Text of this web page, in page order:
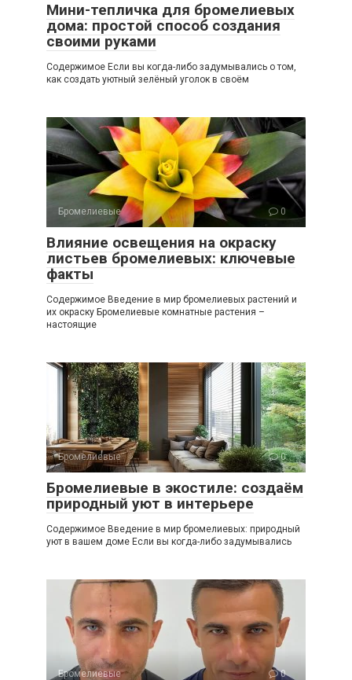
Мини-тепличка для бромелиевых
дома: простой способ создания
своими руками
Содержимое Если вы когда-либо задумывались о том,
как создать уютный зелёный уголок в своём
Бромелиевые 0
Влияние освещения на окраску
листьев бромелиевых: ключевые
факты
Содержимое Введение в мир бромелиевых растений и
их окраску Бромелиевые комнатные растения –
настоящие
Бромелиевые 0
Бромелиевые в экостиле: создаём
природный уют в интерьере
Содержимое Введение в мир бромелиевых: природный
уют в вашем доме Если вы когда-либо задумывались
Бромелиевые 0